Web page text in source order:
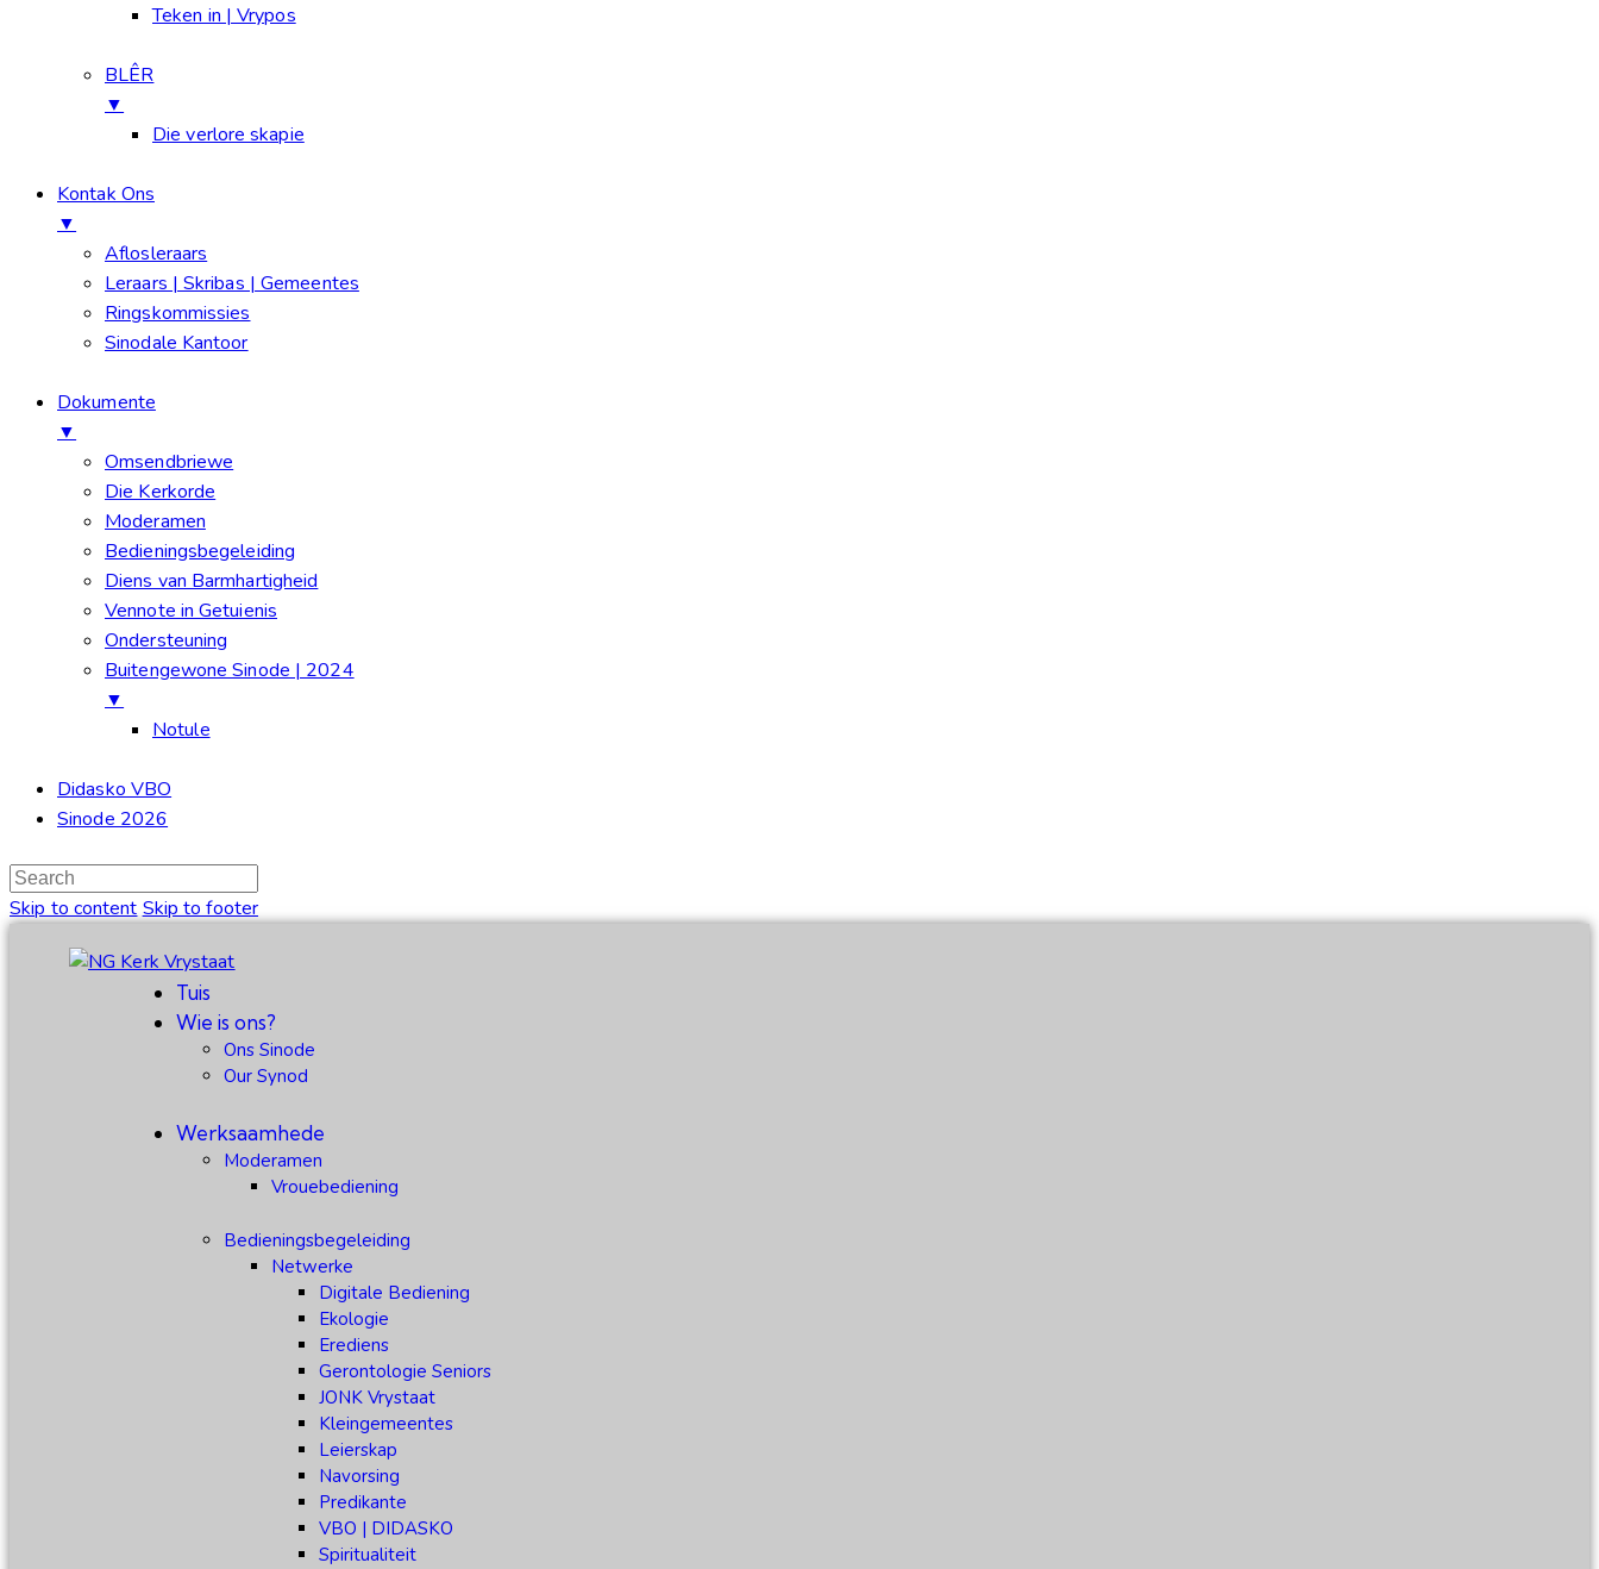
Teken in | Vrypos
BLÊR
▼
Die verlore skapie
Kontak Ons
▼
Aflosleraars
Leraars | Skribas | Gemeentes
Ringskommissies
Sinodale Kantoor
Dokumente
▼
Omsendbriewe
Die Kerkorde
Moderamen
Bedieningsbegeleiding
Diens van Barmhartigheid
Vennote in Getuienis
Ondersteuning
Buitengewone Sinode | 2024
▼
Notule
Didasko VBO
Sinode 2026
Skip to content Skip to footer
Tuis
Wie is ons?
Ons Sinode
Our Synod
Werksaamhede
Moderamen
Vrouebediening
Bedieningsbegeleiding
Netwerke
Digitale Bediening
Ekologie
Erediens
Gerontologie Seniors
JONK Vrystaat
Kleingemeentes
Leierskap
Navorsing
Predikante
VBO | DIDASKO
Spiritualiteit